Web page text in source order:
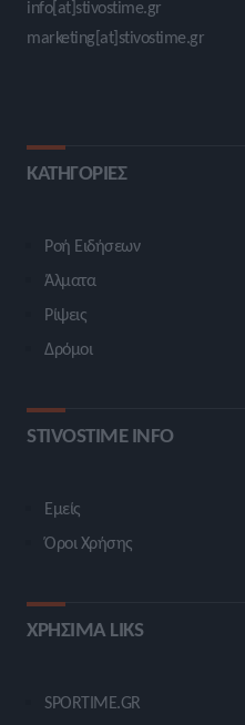
info[at]stivostime.gr
marketing[at]stivostime.gr
ΚΑΤΗΓΟΡΙΕΣ
Ροή Ειδήσεων
Άλματα
Ρίψεις
Δρόμοι
STIVOSTIME INFO
Εμείς
Όροι Χρήσης
ΧΡΗΣΙΜΑ LIKS
SPORTIME.GR